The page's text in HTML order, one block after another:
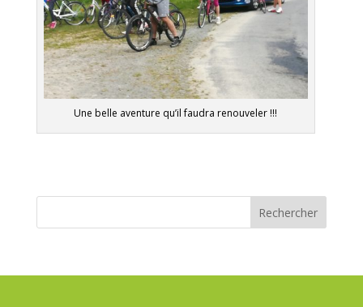
Une belle aventure qu’il faudra renouveler !!!